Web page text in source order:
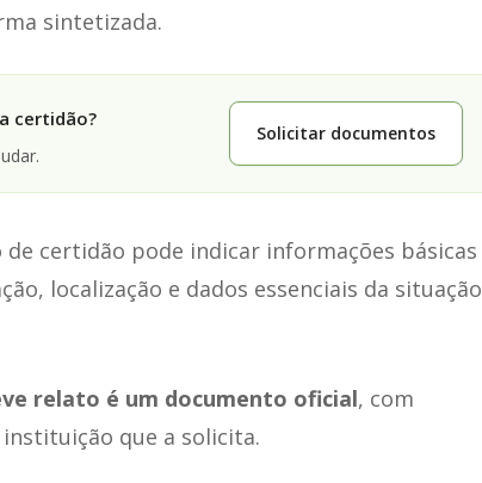
sintetizada.
certidão?
Solicitar documentos
de certidão pode indicar informações básicas
localização e dados essenciais da situação
relato é um documento oficial, com
que a solicita.